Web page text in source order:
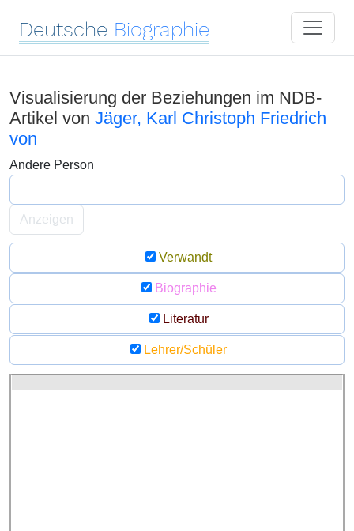
Deutsche Biographie
Visualisierung der Beziehungen im NDB-
Artikel von Jäger, Karl Christoph Friedrich
von
Andere Person
Anzeigen
Verwandt
Biographie
Literatur
Lehrer/Schüler